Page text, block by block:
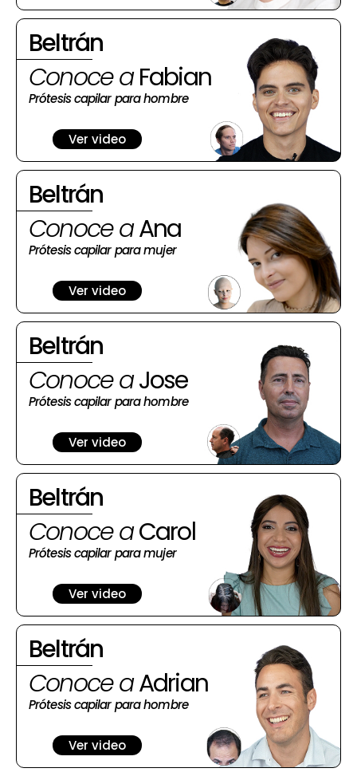
Beltrán
Conoce aFabian
Prótesis capilar para hombre
Ver video
Beltrán
Conoce aAna
Prótesis capilar para mujer
Ver video
Beltrán
Conoce aJose
Prótesis capilar para hombre
Ver video
Beltrán
Conoce aCarol
Prótesis capilar para mujer
Ver video
Beltrán
Conoce aAdrian
Prótesis capilar para hombre
Ver video